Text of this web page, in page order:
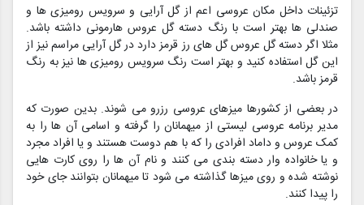
تزئینات داخل مکان عروسی اعم از گل آرایی و سرویس رومیزی ها و
صندلی ها بهتر است با رنگ دسته گل عروس هارمونی داشته باشد.
مثلا اگر دسته گل عروس گل های رز قرمز دارد در گل آرایی مراسم نیز از
این گل استفاده کنید و بهتر است رنگ سرویس رومیزی ها نیز به رنگ
قرمز باشد.
در بعضی از کشورها میزهای عروسی رزرو می شوند. بدین صورت که
مدیر برنامه عروسی لیستی از میهمانان را گرفته و اسامی آن ها را به
کمک عروس و داماد افرادی را که با هم دوست هستند و یا افراد مجرد
و یا خانواده وار دسته بندی می کنند و نام آن ها را روی کارت هایی
نوشته شده و روی میزها گذاشته می شود تا میهمانان بتوانند جای خود
را پیدا کنند.